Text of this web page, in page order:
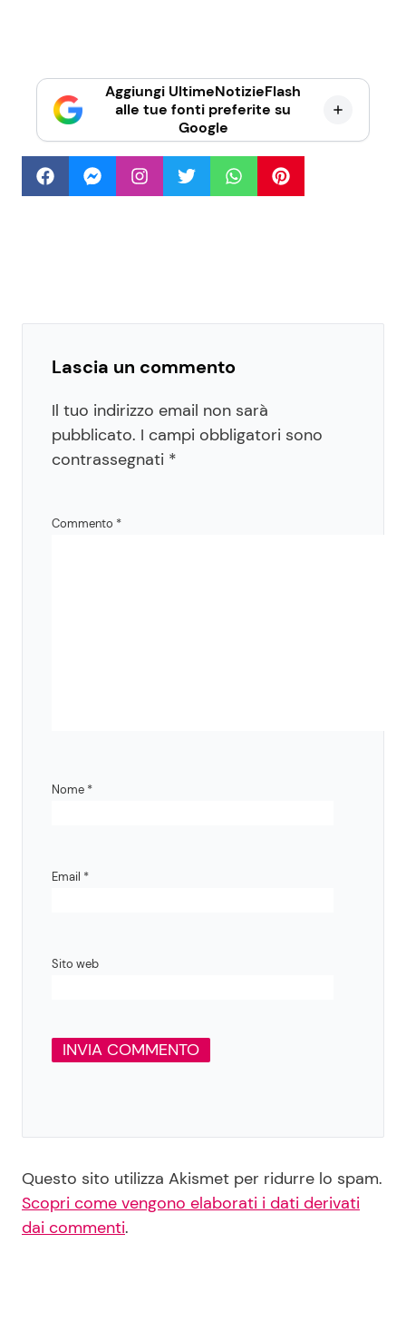
Aggiungi UltimeNotizieFlash
alle tue fonti preferite su
Google
Lascia un commento
Il tuo indirizzo email non sarà
pubblicato. I campi obbligatori sono
contrassegnati *
Commento *
Nome *
Email *
Sito web
Questo sito utilizza Akismet per ridurre lo spam.
Scopri come vengono elaborati i dati derivati
dai commenti.